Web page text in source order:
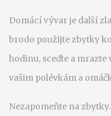
Domácí vývar je další
brodo použijte zbytky
hodinu, sceďte a
vašim polévkám a
Nezapomeňte na